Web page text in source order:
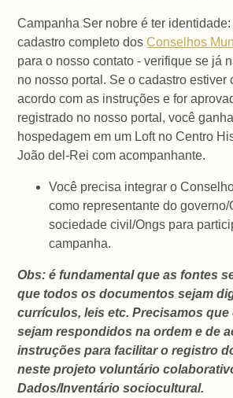
Campanha Ser nobre é ter
cadastro completo dosConselhos
para o nosso contato - verifique se já
no nosso portal. Se o cadastro estiver
acordo com as instruções e for
registrado no nosso portal, você
hospedagem em um Loft no Centro
João del-Rei com acompanhante.
Você precisa integrar o
como representante do governo/
sociedade civil/Ongs para
campanha.
Obs: é fundamental que as fontes
que todos os documentos sejam
currículos, leis etc. Precisamos
sejam respondidos na ordem e de
instruções para facilitar o registro
neste projeto voluntário
Dados/Inventário sociocultural.